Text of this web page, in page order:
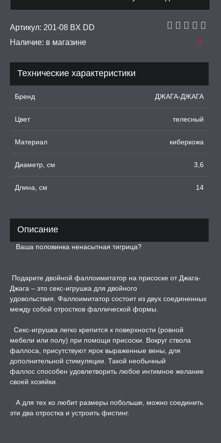
ДЛЯ СЕКСА
УПАКОВКА
ЧАШИ И
ДЛЯ СЕКСА
КАРТА
-50%, ТОВАР ЗА
ОБРАЗ
БОНДАЖ
Артикул: 201-08 BX DD
Наличие: в магазине
Технические характеристики
Бренд ДЖАГА-ДЖАГА
Цвет телесный
Материал киберкожа
Диаметр, см 3,6
Длина, см 14
Описание
Ваша половинка ненасытная тигрица?
Подарите двойной фаллоимитатор на присоске от Джага-
Джага – это секс-игрушка для двойного
удовольствия. Фаллоимитатор состоит из двух соединенных
между собой отростков фаллической формы.
Секс-игрушка легко крепится к поверхности (ровной
мебели или полу) при помощи присоски. Вокруг ствола
фаллоса, присутствуют ярок выраженные вены, для
дополнительной стимуляции. Такой необычный
фаллос способен удовлетворить любое интимное желание
своей хозяйки.
А для тех ко любит размеры побольше, можно соединить
эти два отростка и устроить фистинг.